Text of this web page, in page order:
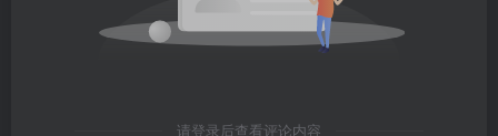
请登录后查看评论内容